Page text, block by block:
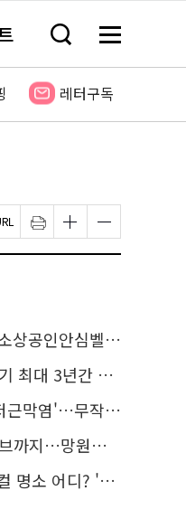
검
창
기
메
전
보
레터구독
페
이
지
인
쇄
하
글
자
크
하
기
글
자
크
하
기
심벨' 신청하세요
대여…삶의 질 높인다
지 말고 '이것' 해보세요!
강공원 알짜 코스
울에디션25' 추천 코스